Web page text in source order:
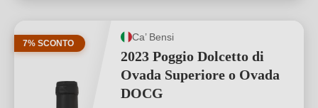
7% SCONTO
Ca’ Bensi
2023 Poggio Dolcetto di
Ovada Superiore o Ovada
DOCG